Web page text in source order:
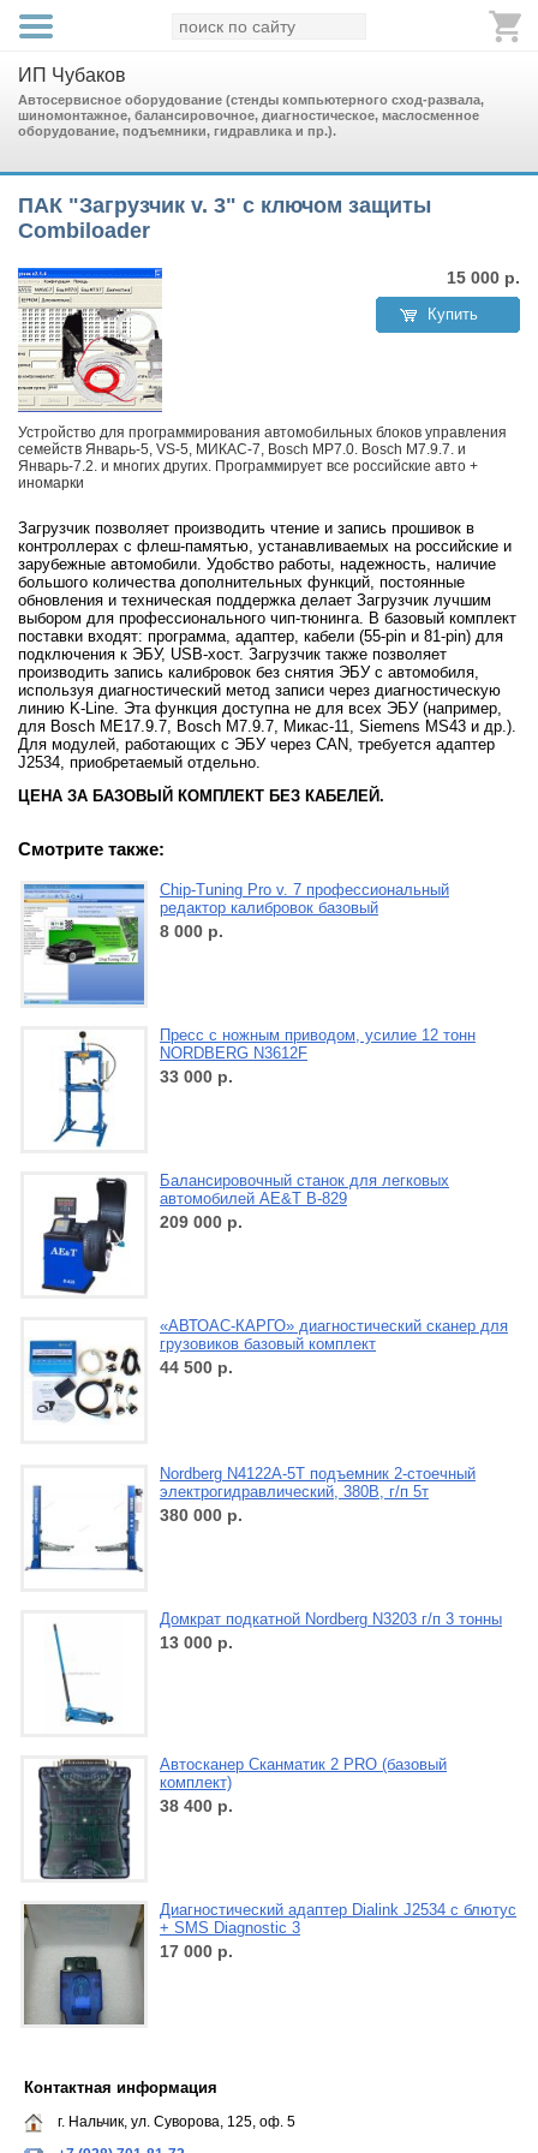
ИП Чубаков
Автосервисное оборудование (стенды компьютерного сход-развала,
шиномонтажное, балансировочное, диагностическое, маслосменное
оборудование, подъемники, гидравлика и пр.).
ПАК "Загрузчик v. 3" с ключом защиты
Combiloader
15 000 р.
Купить
Устройство для программирования автомобильных блоков управления
семейств Январь-5, VS-5, МИКАС-7, Bosch MP7.0. Bosch M7.9.7. и
Январь-7.2. и многих других. Программирует все российские авто +
иномарки
Загрузчик позволяет производить чтение и запись прошивок в
контроллерах с флеш-памятью, устанавливаемых на российские и
зарубежные автомобили. Удобство работы, надежность, наличие
большого количества дополнительных функций, постоянные
обновления и техническая поддержка делает Загрузчик лучшим
выбором для профессионального чип-тюнинга. В базовый комплект
поставки входят: программа, адаптер, кабели (55-pin и 81-pin) для
подключения к ЭБУ, USB-хост. Загрузчик также позволяет
производить запись калибровок без снятия ЭБУ с автомобиля,
используя диагностический метод записи через диагностическую
линию K-Line. Эта функция доступна не для всех ЭБУ (например,
для Bosch ME17.9.7, Bosch M7.9.7, Микас-11, Siemens MS43 и др.).
Для модулей, работающих с ЭБУ через CAN, требуется адаптер
J2534, приобретаемый отдельно.
ЦЕНА ЗА БАЗОВЫЙ КОМПЛЕКТ БЕЗ КАБЕЛЕЙ.
Смотрите также:
Chip-Tuning Pro v. 7 профессиональный
редактор калибровок базовый
8 000 р.
Пресс с ножным приводом, усилие 12 тонн
NORDBERG N3612F
33 000 р.
Балансировочный станок для легковых
автомобилей AE&T В-829
209 000 р.
«АВТОАС-КАРГО» диагностический сканер для
грузовиков базовый комплект
44 500 р.
Nordberg N4122A-5T подъемник 2-стоечный
электрогидравлический, 380В, г/п 5т
380 000 р.
Домкрат подкатной Nordberg N3203 г/п 3 тонны
13 000 р.
Автосканер Сканматик 2 PRO (базовый
комплект)
38 400 р.
Диагностический адаптер Dialink J2534 с блютус
+ SMS Diagnostic 3
17 000 р.
Контактная информация
г. Нальчик, ул. Суворова, 125, оф. 5